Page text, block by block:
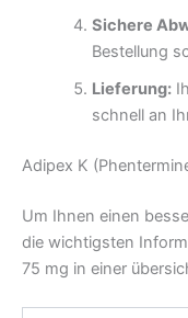
Sichere
Bestellung
Lieferung:
schnell an
Adipex K
Um Ihnen einen
die wichtigsten
75 mg in einer